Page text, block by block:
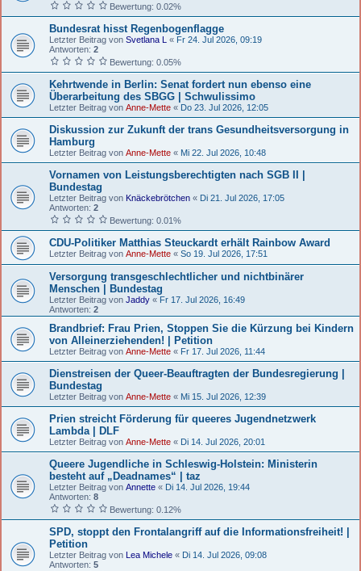
Bewertung: 0.02%
Bundesrat hisst Regenbogenflagge
Letzter Beitrag von Svetlana L « Fr 24. Jul 2026, 09:19
Antworten: 2
Bewertung: 0.05%
Kehrtwende in Berlin: Senat fordert nun ebenso eine
Überarbeitung des SBGG | Schwulissimo
Letzter Beitrag von Anne-Mette « Do 23. Jul 2026, 12:05
Diskussion zur Zukunft der trans Gesundheitsversorgung in
Hamburg
Letzter Beitrag von Anne-Mette « Mi 22. Jul 2026, 10:48
Vornamen von Leistungsberechtigten nach SGB II |
Bundestag
Letzter Beitrag von Knäckebrötchen « Di 21. Jul 2026, 17:05
Antworten: 2
Bewertung: 0.01%
CDU-Politiker Matthias Steuckardt erhält Rainbow Award
Letzter Beitrag von Anne-Mette « So 19. Jul 2026, 17:51
Versorgung transgeschlechtlicher und nichtbinärer
Menschen | Bundestag
Letzter Beitrag von Jaddy « Fr 17. Jul 2026, 16:49
Antworten: 2
Brandbrief: Frau Prien, Stoppen Sie die Kürzung bei Kindern
von Alleinerziehenden! | Petition
Letzter Beitrag von Anne-Mette « Fr 17. Jul 2026, 11:44
Dienstreisen der Queer-Beauftragten der Bundesregierung |
Bundestag
Letzter Beitrag von Anne-Mette « Mi 15. Jul 2026, 12:39
Prien streicht Förderung für queeres Jugendnetzwerk
Lambda | DLF
Letzter Beitrag von Anne-Mette « Di 14. Jul 2026, 20:01
Queere Jugendliche in Schleswig-Holstein: Ministerin
besteht auf „Deadnames“ | taz
Letzter Beitrag von Annette « Di 14. Jul 2026, 19:44
Antworten: 8
Bewertung: 0.12%
SPD, stoppt den Frontalangriff auf die Informationsfreiheit! |
Petition
Letzter Beitrag von Lea Michele « Di 14. Jul 2026, 09:08
Antworten: 5